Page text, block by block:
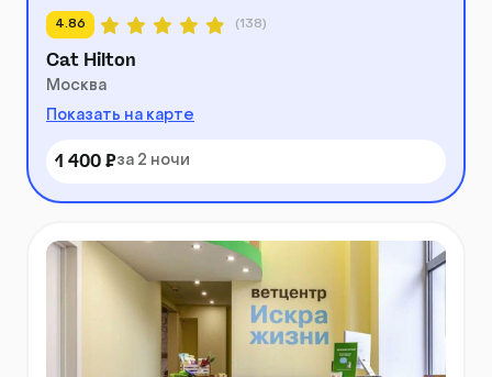
4.86 (138)
Cat Hilton
Москва
Показать на карте
1 400 ₽за 2 ночи